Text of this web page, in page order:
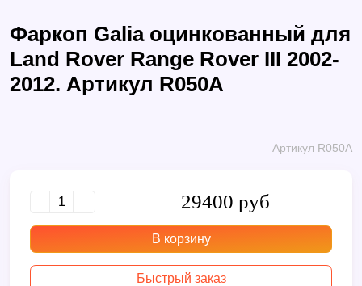
Фаркоп Galia оцинкованный для
Land Rover Range Rover III 2002-
2012. Артикул R050A
Артикул R050A
29400 руб
В корзину
Быстрый заказ